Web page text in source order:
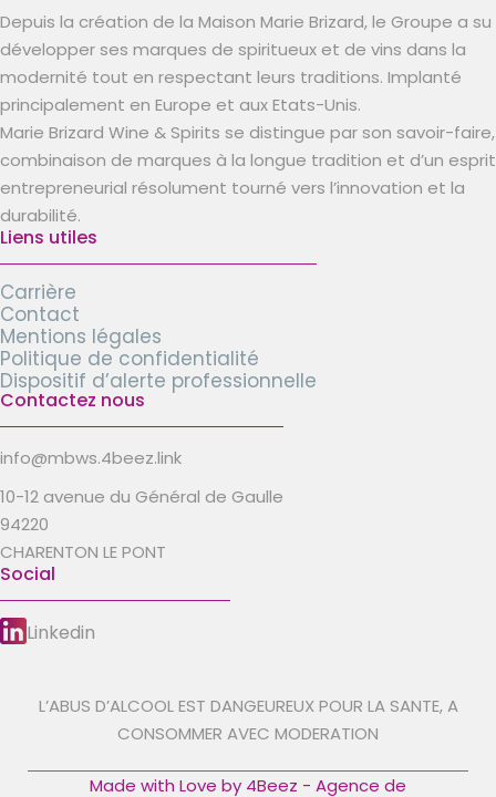
Depuis la création de la Maison Marie Brizard, le Groupe a su
développer ses marques de spiritueux et de vins dans la
modernité tout en respectant leurs traditions. Implanté
principalement en Europe et aux Etats-Unis.
Marie Brizard Wine & Spirits se distingue par son savoir-faire,
combinaison de marques à la longue tradition et d’un esprit
entrepreneurial résolument tourné vers l’innovation et la
durabilité.
Liens utiles
Carrière
Contact
Mentions légales
Politique de confidentialité
Dispositif d’alerte professionnelle
Contactez nous
info@mbws.4beez.link
10-12 avenue du Général de Gaulle
94220
CHARENTON LE PONT
Social
Linkedin
L’ABUS D’ALCOOL EST DANGEUREUX POUR LA SANTE, A
CONSOMMER AVEC MODERATION
Made with Love by 4Beez - Agence de